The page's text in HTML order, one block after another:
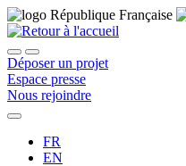
Déposer un projet
Espace presse
Nous rejoindre
FR
EN